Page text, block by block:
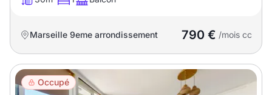
T2 T3 T4
T6 T7 T8 T9
T10 T11 T12
T13 T14 T15
Marseille 9eme arrondissement 790 € /mois cc
Occupé